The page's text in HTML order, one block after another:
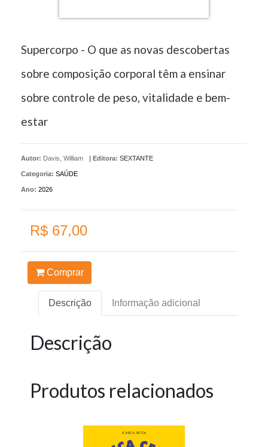
Supercorpo - O que as novas descobertas
sobre composição corporal têm a ensinar
sobre controle de peso, vitalidade e bem-
estar
Autor: Davis, William | Editora: SEXTANTE
Categoria: SAÚDE
Ano: 2026
R$ 67,00
Comprar
Descrição Informação adicional
Descrição
Produtos relacionados